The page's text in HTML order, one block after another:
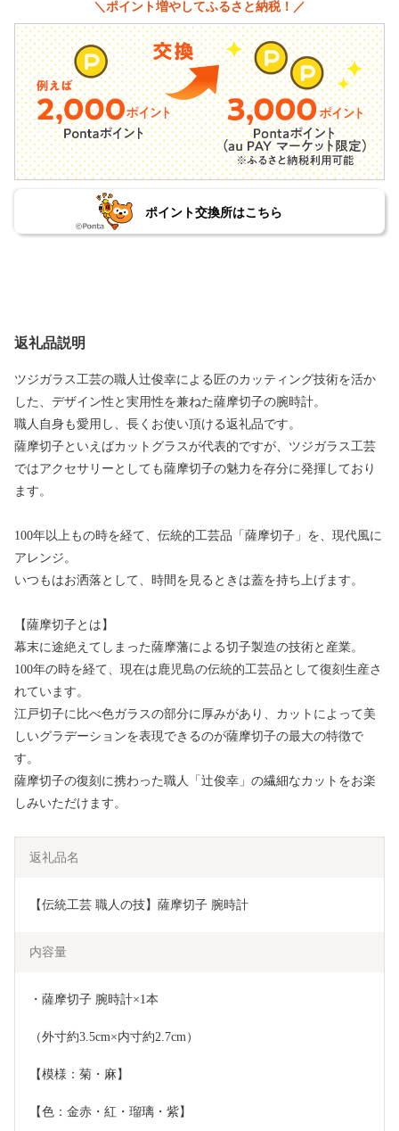
＼ポイント増やしてふるさと納税！／
ポイント交換所はこちら
返礼品説明
ツジガラス工芸の職人辻俊幸による匠のカッティング技術を活か
した、デザイン性と実用性を兼ねた薩摩切子の腕時計。
職人自身も愛用し、長くお使い頂ける返礼品です。
薩摩切子といえばカットグラスが代表的ですが、ツジガラス工芸
ではアクセサリーとしても薩摩切子の魅力を存分に発揮しており
ます。
100年以上もの時を経て、伝統的工芸品「薩摩切子」を、現代風に
アレンジ。
いつもはお洒落として、時間を見るときは蓋を持ち上げます。
【薩摩切子とは】
幕末に途絶えてしまった薩摩藩による切子製造の技術と産業。
100年の時を経て、現在は鹿児島の伝統的工芸品として復刻生産さ
れています。
江戸切子に比べ色ガラスの部分に厚みがあり、カットによって美
しいグラデーションを表現できるのが薩摩切子の最大の特徴で
す。
薩摩切子の復刻に携わった職人「辻俊幸」の繊細なカットをお楽
しみいただけます。
返礼品名
【伝統工芸 職人の技】薩摩切子 腕時計
内容量
・薩摩切子 腕時計×1本
（外寸約3.5cm×内寸約2.7cm）
【模様：菊・麻】
【色：金赤・紅・瑠璃・紫】